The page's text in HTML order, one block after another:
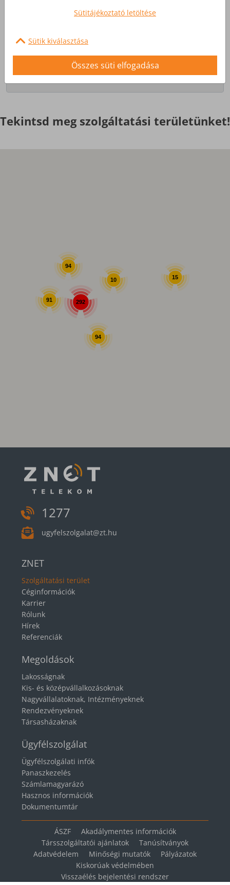
Nagyobb igényekre, egyedi
Érdekel
Tekintsd meg szolgáltatási területünket!
292
94
94
10 15
91
1277
ugyfelszolgalat@zt.hu
ZNET
Szolgáltatási terület
Céginformációk
Karrier
Rólunk
Hírek
Referenciák
Megoldások
Lakosságnak
Kis- és középvállalkozásoknak
Nagyvállalatoknak, Intézményeknek
Rendezvényeknek
Társasházaknak
Ügyfélszolgálat
Ügyfélszolgálati infók
Panaszkezelés
Számlamagyarázó
Hasznos információk
Dokumentumtár
ÁSZF
Akadálymentes információk
Társszolgáltatói ajánlatok
Tanúsítványok
Adatvédelem
Minőségi mutatók
Pályázatok
Kiskorúak védelmében
Visszaélés bejelentési rendszer
Sütitájékoztató letöltése
Sütik kiválasztása
Összes süti elfogadása